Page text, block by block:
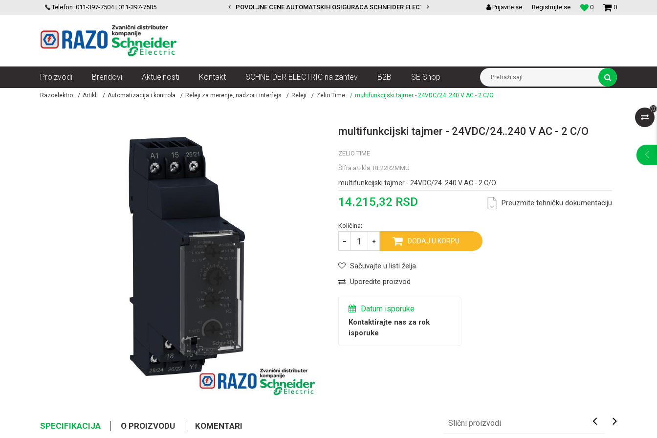
Telefon: 011-397-7504 | 011-397-7505
ELECTRIC VELIKI IZBOR MODULARNIH PREKIDACA I UTICNICA POVOLJNE CENE AUTOMATSKIH OSIGURACA SCHNEIDER ELECTRIC VELIKI IZBOR MODULARNIH PREKIDACA I UTICNICA 0
0
Prijavite se Registrujte se
Proizvodi Brendovi Aktuelnosti Kontakt SCHNEIDER ELECTRIC na zahtev B2B SE Shop Pretraži sajt
(0)
Razoelektro Artikli Automatizacija i kontrola Releji za merenje, nadzor i interfejs Releji Zelio Time multifunkcijski tajmer - 24VDC/24..240 V AC - 2 C/O
multifunkcijski tajmer - 24VDC/24..240 V AC - 2 C/O
ZELIO TIME
Šifra artikla: RE22R2MMU
multifunkcijski tajmer - 24VDC/24..240 V AC - 2 C/O
Preuzmite tehničku dokumentaciju
14.215,32 RSD
Količina:
DODAJ U KORPU
Sačuvajte u listi želja
Uporedite proizvod
Datum isporuke
Kontaktirajte nas za rok
isporuke
SPECIFIKACIJA O PROIZVODU KOMENTARI Slični proizvodi